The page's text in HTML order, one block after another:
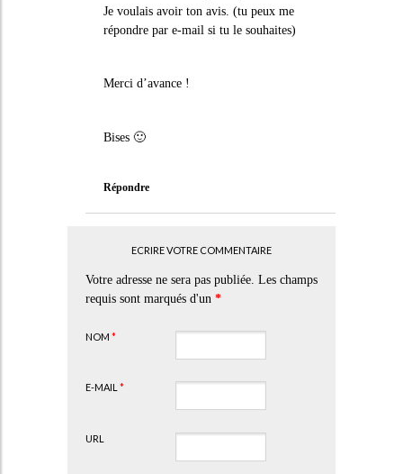
Je voulais avoir ton avis. (tu peux me
répondre par e-mail si tu le souhaites)
Merci d’avance !
Bises 🙂
Répondre
ECRIRE VOTRE COMMENTAIRE
Votre adresse ne sera pas publiée. Les champs
requis sont marqués d'un *
NOM *
E-MAIL *
URL